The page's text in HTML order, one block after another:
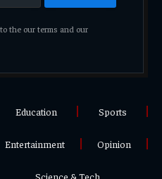
the our terms and our
Education Sports
Entertainment Opinion
Science & Tech